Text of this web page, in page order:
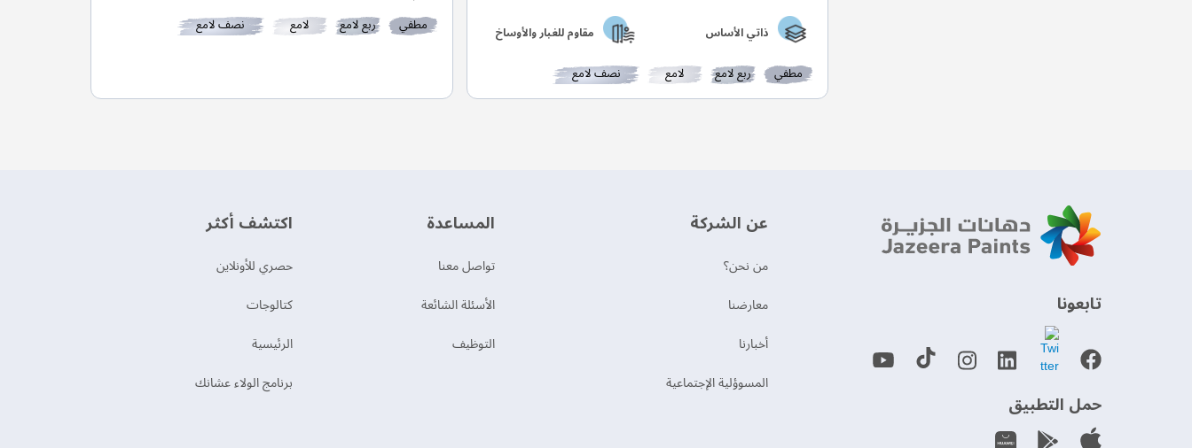
ذاتي الأساس مقاوم للغبار والأوساخ
مطفي ربع لامع لامع نصف لامع
مطفي ربع لامع لامع نصف لامع
‫تابعونا‬
حمل التطبيق
عن الشركة
من نحن؟
‫معارضنا‬
‫أخبارنا‬
المسوؤلية الإجتماعية
‫المساعدة‬
تواصل معنا
الأسئلة الشائعة
التوظيف
اكتشف أكثر
حصري للأونلاين
‫كتالوجات‬
الرئيسية
برنامج الولاء عشانك